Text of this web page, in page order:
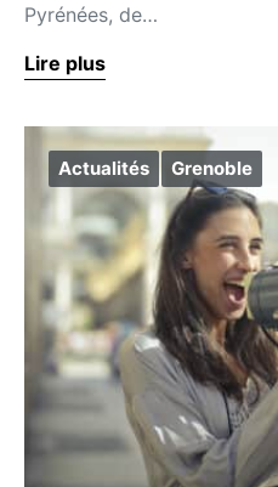
Pyrénées, de…
Lire plus
Actualités Grenoble